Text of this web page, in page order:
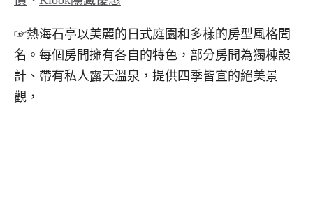
☞熱海石亭以美麗的日式庭園和多樣的房型風格聞
名。每個房間擁有各自的特色，部分房間為獨棟設
計、帶有私人露天溫泉，提供四季皆宜的絕美景
觀，